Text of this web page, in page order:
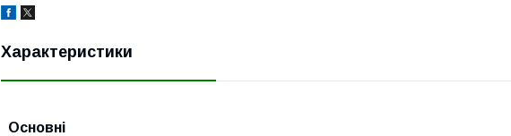
Характеристики
Основні